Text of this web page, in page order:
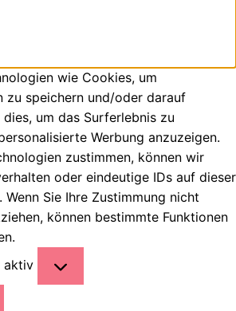
wie Cookies, um
zu speichern und/oder darauf
um das Surferlebnis zu
Werbung anzuzeigen.
zustimmen, können wir
oder eindeutige IDs auf dieser
Sie Ihre Zustimmung nicht
können bestimmte Funktionen
aktiv